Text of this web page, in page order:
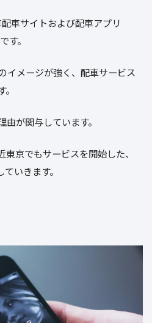
車サイトおよび配車アプリ
す。
イメージが強く、配車サービス
が関与しています。
京でもサービスを開始した、
いきます。